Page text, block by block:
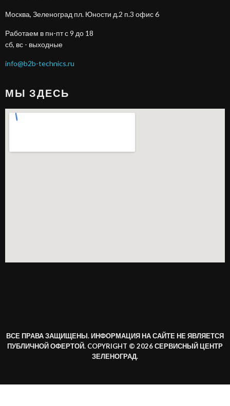
Москва, Зеленоград пл. Юности д.2 п.3 офис 6
Работаем в пн-пт с 9 до 18
сб, вс - выходные
info@b2b-technics.ru
МЫ ЗДЕСЬ
ВСЕ ПРАВА ЗАЩИЩЕНЫ. ИНФОРМАЦИЯ НА САЙТЕ НЕ ЯВЛЯЕТСЯ
ПУБЛИЧНОЙ ОФЕРТОЙ. COPYRIGHT © 2026 СЕРВИСНЫЙ ЦЕНТР
ЗЕЛЕНОГРАД.